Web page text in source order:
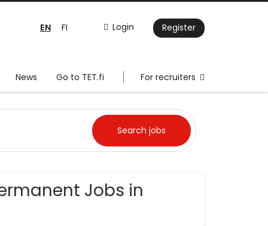
Login Register
EN FI
News Go to TET.fi For recruiters
Jobs in